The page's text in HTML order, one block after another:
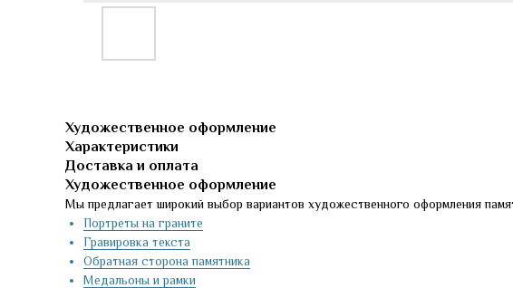
Художественное оформление
Характеристики
Доставка и оплата
Художественное оформление
Мы предлагает широкий выбор вариантов художественного оформления
Портреты на граните
Гравировка текста
Обратная сторона памятника
Медальоны и рамки